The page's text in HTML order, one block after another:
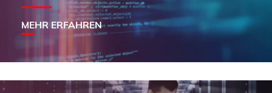
MEHR ERFAHREN